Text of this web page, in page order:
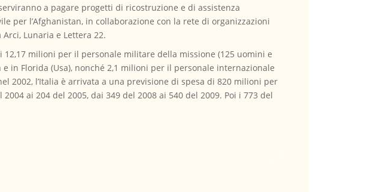
a pagare progetti di ricostruzione e di assistenza
per l’Afghanistan, in collaborazione con la rete di organizzazioni
Lunaria e Lettera 22.
milioni per il personale militare della missione (125 uomini e
in Florida (Usa), nonché 2,1 milioni per il personale internazionale
2002, l’Italia è arrivata a una previsione di spesa di 820 milioni per
ai 204 del 2005, dai 349 del 2008 ai 540 del 2009. Poi i 773 del